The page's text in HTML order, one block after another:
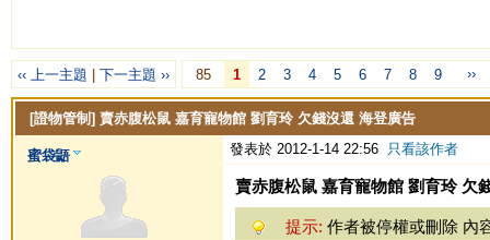
‹‹ 上一主題 下一主題 ›› 85 1 2 3 4 5 6 7 8 9 ››
[證物管制] 賣赤腹松鼠 嘉育寵物館 劉育玲 欠錢沒還 海登廣告
蜜袋鼯 發表於 2012-1-14 22:56 只看該作者
賣赤腹松鼠 嘉育寵物館 劉育玲 欠
提示: 作者被停權或刪除 內